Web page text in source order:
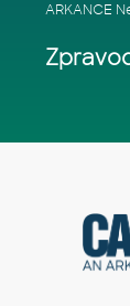
ARKANCE